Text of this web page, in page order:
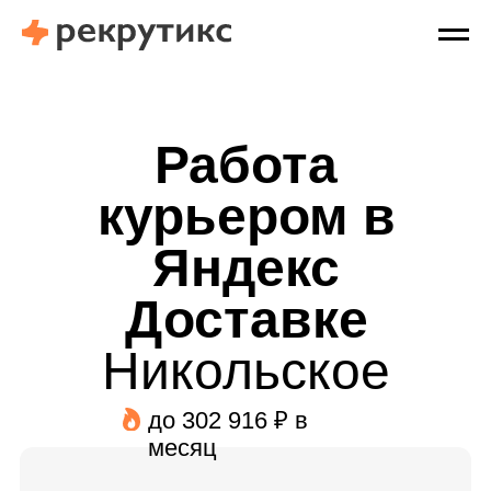
Работа
курьером в
Яндекс
Доставке
Никольское
до 302 916 ₽ в
месяц